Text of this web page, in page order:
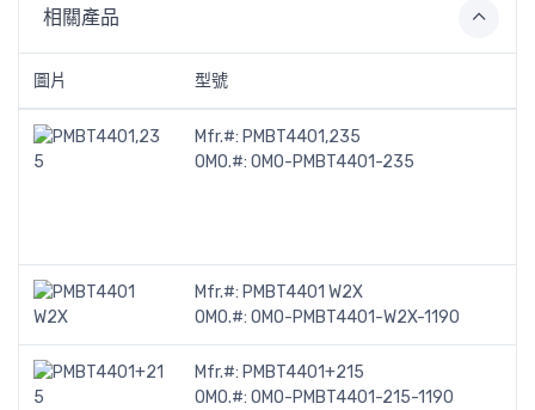
相關產品
圖片 型號
Mfr.#: PMBT4401,235
OMO.#: OMO-PMBT4401-235
Mfr.#: PMBT4401 W2X
OMO.#: OMO-PMBT4401-W2X-1190
Mfr.#: PMBT4401+215
OMO.#: OMO-PMBT4401-215-1190